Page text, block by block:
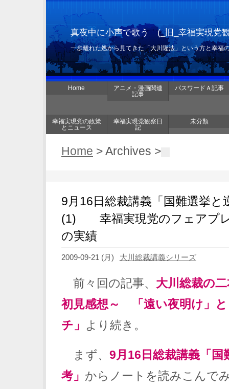
真夜中に小声で歌う (_旧_幸福実現党
一歩離れた処から見てきた「大川隆法」という方と幸福
Home
アニメ・漫画関連
記事
パスワードＡ記事
幸福実現党の政策
とニュース
幸福実現党観察日
記
未分類
Home > Archives >
9月16日総裁講義「国難選挙と
(1) 幸福実現党のフェアプ
の実績
2009-09-21 (月) 大川総裁講義シリーズ
前々回の記事、 大川総裁の
初見感想～ 「遠い夜明け」
チ」 より続き。
まず、 9月16日総裁講義「国
考」 からノートを読みこんで